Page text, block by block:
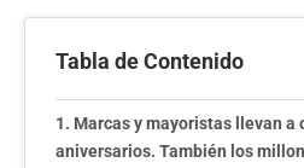
Tabla de Contenido
Marcas y mayoristas llevan a
aniversarios. También los